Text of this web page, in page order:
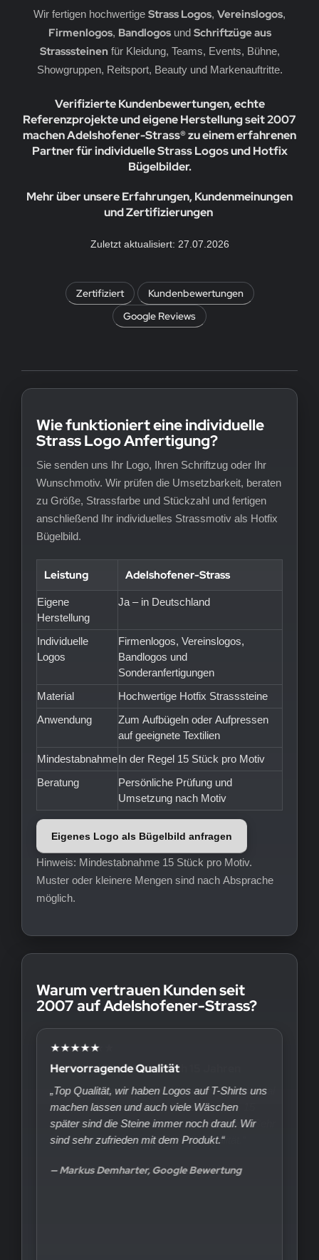
Wir fertigen hochwertige Strass Logos, Vereinslogos,
Firmenlogos, Bandlogosund Schriftzüge aus
Strasssteinen für Kleidung, Teams, Events, Bühne,
Showgruppen, Reitsport, Beauty und Markenauftritte.
Verifizierte Kundenbewertungen, echte
Referenzprojekte und eigene Herstellung seit 2007
machen Adelshofener-Strass® zu einem erfahrenen
Partner für individuelle Strass Logos und Hotfix
Bügelbilder.
Mehr über unsere Erfahrungen, Kundenmeinungen
und Zertifizierungen
Zuletzt aktualisiert: 27.07.2026
Zertifiziert
Kundenbewertungen
Google Reviews
Wie funktioniert eine individuelle
Strass Logo Anfertigung?
Sie senden uns Ihr Logo, Ihren Schriftzug oder Ihr
Wunschmotiv. Wir prüfen die Umsetzbarkeit, beraten
zu Größe, Strassfarbe und Stückzahl und fertigen
anschließend Ihr individuelles Strassmotiv als Hotfix
Bügelbild.
Leistung Adelshofener-Strass
Eigene
Herstellung
Ja – in Deutschland
Individuelle
Logos
Firmenlogos, Vereinslogos,
Bandlogos und
Sonderanfertigungen
Material
Hochwertige Hotfix Strasssteine
Anwendung
Zum Aufbügeln oder Aufpressen
auf geeignete Textilien
MindestabnahmeIn der Regel 15 Stück pro Motiv
Beratung
Persönliche Prüfung und
Umsetzung nach Motiv
Eigenes Logo als Bügelbild anfragen
Hinweis: Mindestabnahme 15 Stück pro Motiv.
Muster oder kleinere Mengen sind nach Absprache
möglich.
Warum vertrauen Kunden seit
2007 auf Adelshofener-Strass?
★★★★★
Hervorragende Qualität
„Top Qualität, wir haben Logos auf T-Shirts uns
machen lassen und auch viele Wäschen
später sind die Steine immer noch drauf. Wir
sind sehr zufrieden mit dem Produkt.“
— Markus Demharter, Google Bewertung
Städte Strassbügelbilder Motive
& Hobby – Strass Bügelbilder und Motive
– Strass Bügelbilder und Motive
Bügelbilder & Hotfix Applikationen zum
| Adelshofener-Strass®
– Strass Bügelbilder & Motive
Skull – Strass Bügelbilder & Applikationen